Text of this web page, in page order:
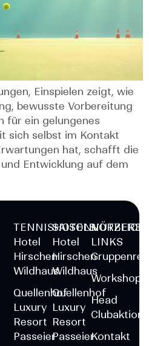
Einspielen zeigt, wie
bewusste Vorbereitung
für ein gelungenes
sich selbst im Kontakt
hat, schafft die
Entwicklung auf dem
TENNISHOTELS
Hotel
Hirschen
Wildhaus
Quellenhof
Luxury
Resort
Passeier
Hotel
Hirschen
Wildhaus
Quellenhof
Luxury
Resort
Passeier
LINKS
Workshops
Head
Clubaktion
Kontakt